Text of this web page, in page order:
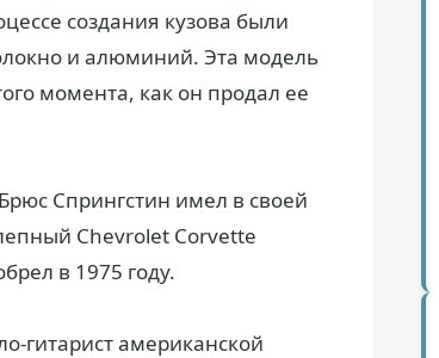
создания кузова были
и алюминий. Эта модель
момента, как он продал ее
Брюс Спрингстин имел в своей
Chevrolet Corvette
в 1975 году.
гитарист американской